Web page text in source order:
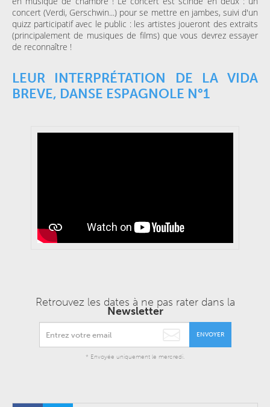
concert (Verdi, Gerschwin...) pour se mettre en jambes, suivi d'un
quizz participatif avec le public : les artistes joueront des extraits
(principalement de musiques de films) que vous devrez essayer
de reconnaître !
LEUR INTERPRÉTATION DE LA VIDA
BREVE, DANSE ESPAGNOLE N°1
Retrouvez les dates à ne pas rater dans la
Newsletter
ENVOYER
* Envoyée uniquement le mercredi.